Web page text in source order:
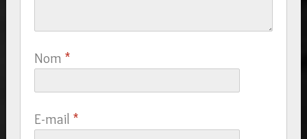
Nom *
E-mail *